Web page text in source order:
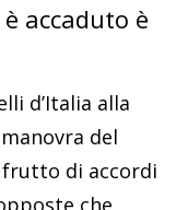
accaduto è
d’Italia alla
del
frutto di accordi
che